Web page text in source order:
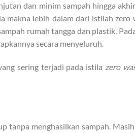
dan minim sampah hingga
makna lebih dalam dari istilah zero
rumah tangga dan plastik.
secara menyeluruh.
sering terjadi pada istila zero
tanpa menghasilkan sampah.